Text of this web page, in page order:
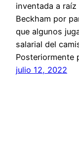
inventada a
Beckham por
que algunos
salarial del
Posteriormente
julio 12, 2022